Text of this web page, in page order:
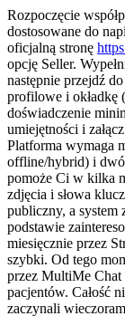
Rozpoczęcie
dostosowane do
oficjalną stronę
opcję Seller.
następnie przejdź
profilowe i okładkę
doświadczenie
umiejętności i
Platforma wymaga
offline/hybrid) i
pomoże Ci w kilka
zdjęcia i słowa
publiczny, a system
podstawie
miesięcznie przez
szybki. Od tego
przez MultiMe Chat
pacjentów. Całość
zaczynali